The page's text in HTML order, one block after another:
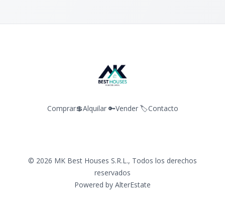
Comprar💲Alquilar 🔑Vender 🏷️Contacto
© 2026 MK Best Houses S.R.L., Todos los derechos
reservados
Powered by AlterEstate